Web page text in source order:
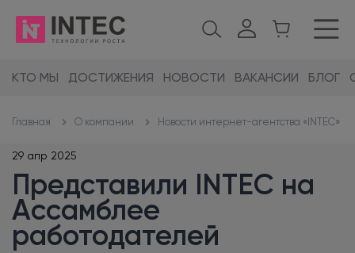
КТО МЫ ДОСТИЖЕНИЯ НОВОСТИ ВАКАНСИИ БЛОГ
Главная О компании Новости интернет-агентства «INTEC»
29 апр 2025
Представили INTEC на
Ассамблее
работодателей